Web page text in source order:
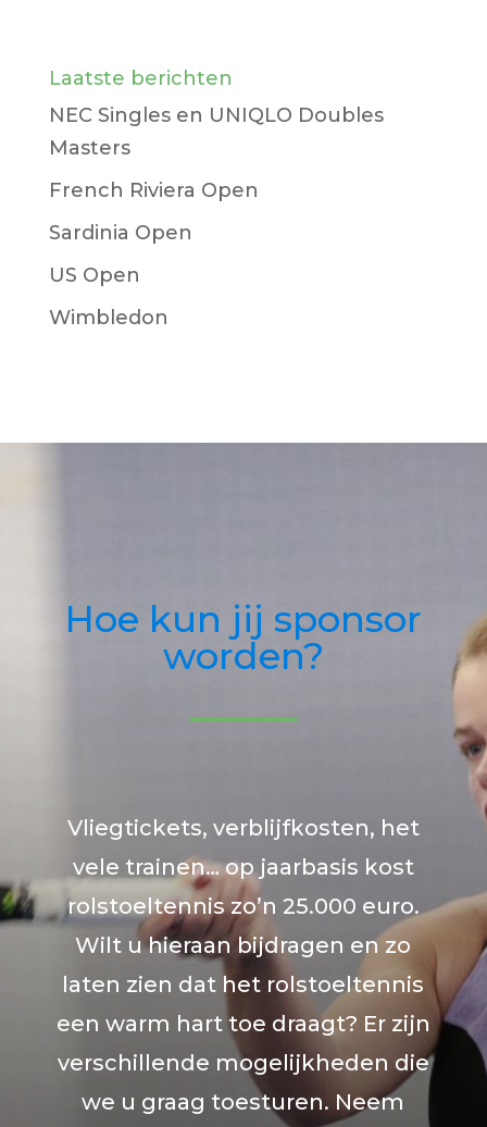
Laatste berichten
NEC Singles en UNIQLO Doubles
Masters
French Riviera Open
Sardinia Open
US Open
Wimbledon
Hoe kun jij sponsor
worden?
Vliegtickets, verblijfkosten, het
vele trainen… op jaarbasis kost
rolstoeltennis zo’n 25.000 euro.
Wilt u hieraan bijdragen en zo
laten zien dat het rolstoeltennis
een warm hart toe draagt? Er zijn
verschillende mogelijkheden die
we u graag toesturen. Neem